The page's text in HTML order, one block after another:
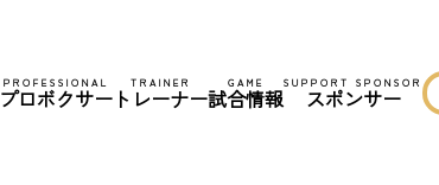
PROFESSIONAL
プロボクサー
TRAINER
トレーナー
GAME
試合情報
SUPPORT SPONSOR
スポンサー